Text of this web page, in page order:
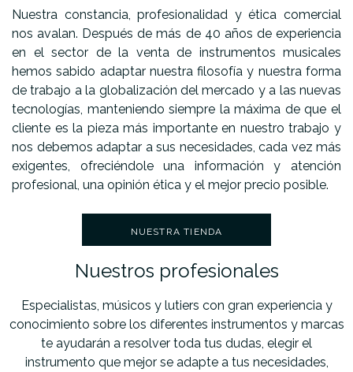
Nuestra constancia, profesionalidad y ética comercial
nos avalan. Después de más de 40 años de experiencia
en el sector de la venta de instrumentos musicales
hemos sabido adaptar nuestra filosofía y nuestra forma
de trabajo a la globalización del mercado y a las nuevas
tecnologías, manteniendo siempre la máxima de que el
cliente es la pieza más importante en nuestro trabajo y
nos debemos adaptar a sus necesidades, cada vez más
exigentes, ofreciéndole una información y atención
profesional, una opinión ética y el mejor precio posible.
NUESTRA TIENDA
Nuestros profesionales
Especialistas, músicos y lutiers con gran experiencia y
conocimiento sobre los diferentes instrumentos y marcas
te ayudarán a resolver toda tus dudas, elegir el
instrumento que mejor se adapte a tus necesidades,